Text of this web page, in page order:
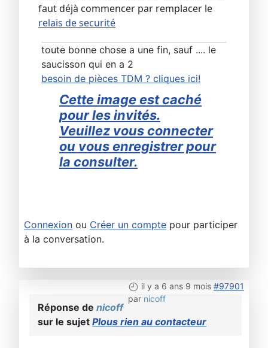
faut déjà commencer par remplacer le
relais de securité
toute bonne chose a une fin, sauf .... le
saucisson qui en a 2
besoin de pièces TDM ? cliques ici!
Cette image est caché
pour les invités.
Veuillez vous connecter
ou vous enregistrer pour
la consulter.
Connexion ou Créer un compte pour participer
à la conversation.
il y a 6 ans 9 mois #97901
par nicoff
Réponse de nicoff
sur le sujet Plous rien au contacteur